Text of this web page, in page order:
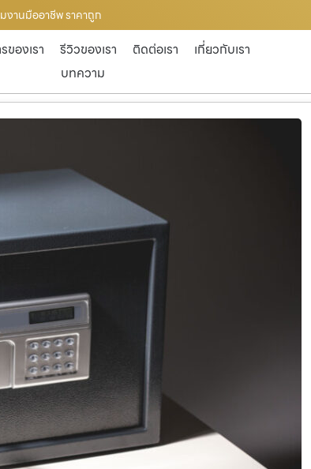
งานมืออาชีพ ราคาถูก
ของเรา รีวิวของเรา ติดต่อเรา
เกี่ยวกับเรา
บทความ